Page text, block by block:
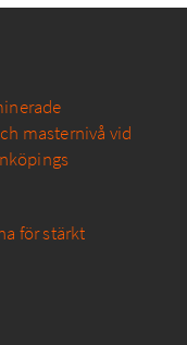
masternivå vid
för stärkt